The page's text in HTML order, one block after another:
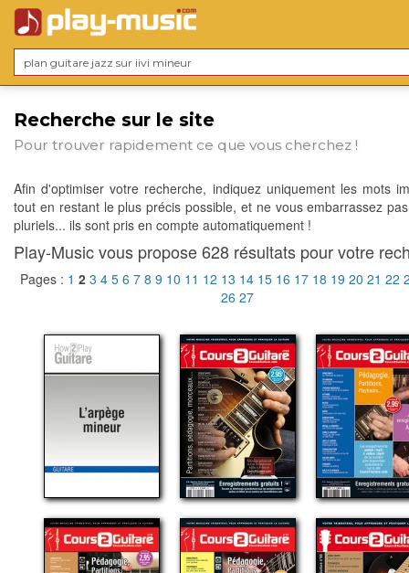
Recherche sur le site
Pour trouver rapidement ce que vous cherchez !
Afin d'optimiser votre recherche, indiquez uniquement les mots
tout en restant le plus précis possible, et ne vous embarrassez
pluriels... ils sont pris en compte automatiquement !
Play-Music vous propose 628 résultats pour votre
Pages : 1 2 3 4 5 6 7 8 9 10 11 12 13 14 15 16 17 18 19 20 21 22
26 27